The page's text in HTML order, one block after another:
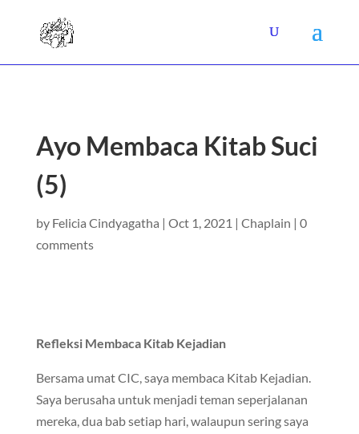
Ayo Membaca Kitab Suci
(5)
by Felicia Cindyagatha | Oct 1, 2021 | Chaplain | 0
comments
Refleksi Membaca Kitab Kejadian
Bersama umat CIC, saya membaca Kitab Kejadian.
Saya berusaha untuk menjadi teman seperjalanan
mereka, dua bab setiap hari, walaupun sering saya